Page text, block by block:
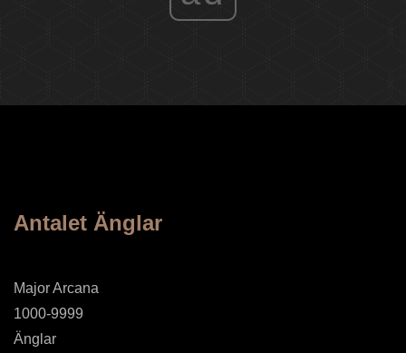
Antalet Änglar
Major Arcana
1000-9999
Änglar